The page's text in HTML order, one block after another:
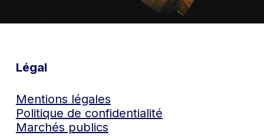
Légal
Mentions légales
Politique de confidentialité
Marchés publics